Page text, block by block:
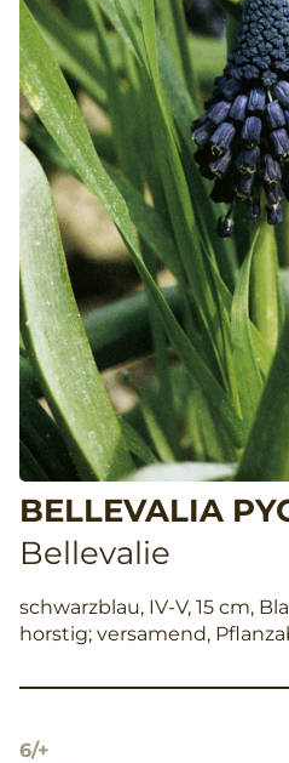
BELLEVALIA
Bellevalie
schwarzblau, IV-V, 15 cm,
horstig; versamend,
6/+